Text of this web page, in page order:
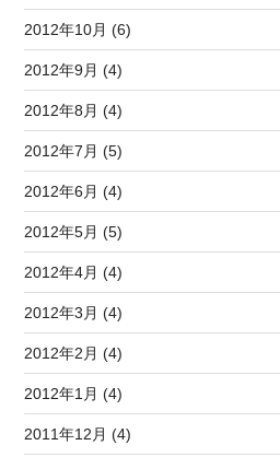
2012年10月 (6)
2012年9月 (4)
2012年8月 (4)
2012年7月 (5)
2012年6月 (4)
2012年5月 (5)
2012年4月 (4)
2012年3月 (4)
2012年2月 (4)
2012年1月 (4)
2011年12月 (4)